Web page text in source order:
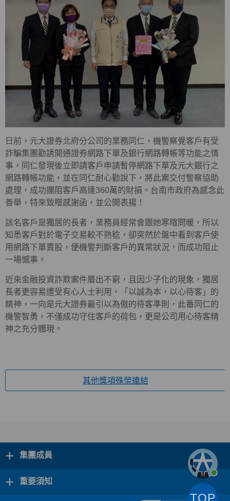
日前，元大證券北府分公司的業務同仁，機警察覺客戶有受
詐騙集團勸誘開通證券網路下單及銀行網路轉帳等功能之情
事，同仁發現後立即請客戶申請暫停網路下單及元大銀行之
網路轉帳功能，並在同仁耐心勸說下，將此案交付警察協助
處理，成功攔阻客戶高達360萬的財損。台南市政府為感念此
善舉，特來致贈感謝函，並公開表揚！
該名客戶是獨居的長者，業務員經常會跟她寒暄問暖，所以
知悉客戶對於電子交易較不熟稔，卻突然於盤中看到客戶使
用網路下單賣股，便機警判斷客戶的異常狀況，而成功阻止
一場憾事。
近來金融投資詐欺案件層出不窮，且因少子化的現象，獨居
長者更容易遭受有心人士利用，「以誠為本，以心待客」的
精神，一向是元大證券最引以為傲的待客準則，此番同仁的
機警智勇，不僅成功守住客戶的荷包，更是公司用心待客精
神之充分體現。
其他獎項殊榮連結
+ 集團成員
+ 重要須知
TOP